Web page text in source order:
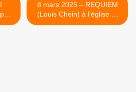
8 mars 2025 – REQUIEM
(Louis Chein) à l’église St
Valérien de Châteaudun